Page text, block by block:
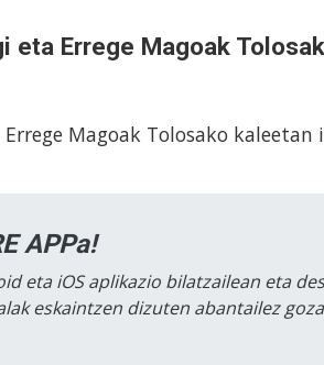
eta Errege Magoak
Magoak Tolosako
APPa!
eta iOS aplikazio bilatzailean eta
eskaintzen dizuten abantailez